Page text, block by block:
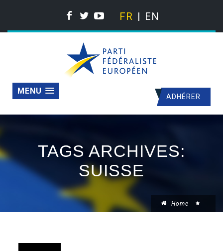
FR EN
ADHÉRER
MENU
TAGS ARCHIVES:
SUISSE
Home